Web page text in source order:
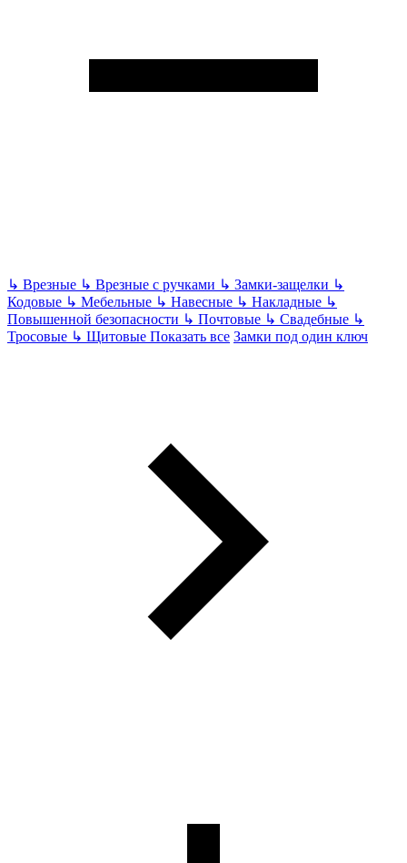
↳ Врезные ↳ Врезные с ручками ↳ Замки-защелки ↳
Кодовые ↳ Мебельные ↳ Навесные ↳ Накладные ↳
Повышенной безопасности ↳ Почтовые ↳ Свадебные ↳
Тросовые ↳ Щитовые Показать все Замки под один ключ